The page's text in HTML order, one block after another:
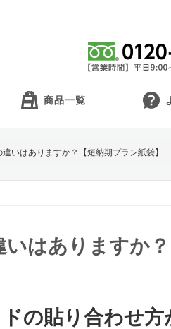
商品一覧
いはありますか？【短納期プラン紙袋】
はありますか
の貼り合わせ